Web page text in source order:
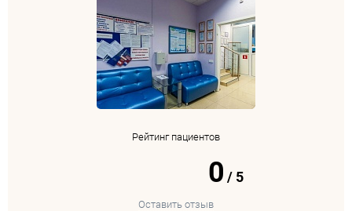
Рейтинг пациентов
0 / 5
Оставить отзыв